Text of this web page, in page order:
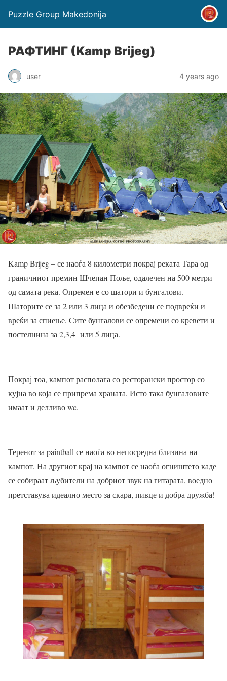
Puzzle Group Makedonija
РАФТИНГ (Kamp Brijeg)
user 4 years ago
Kamp Brijeg – се наоѓа 8 километри покрај реката Тара од
граничниот премин Шчепан Поље, одалечен на 500 метри
од самата река. Опремен е со шатори и бунгалови.
Шаторите се за 2 или 3 лица и обезбедени се подвреќи и
вреќи за спиење. Сите бунгалови се опремени со кревети и
постелнина за 2,3,4 или 5 лица.
Покрај тоа, кампот располага со ресторански простор со
кујна во која се припрема храната. Исто така бунгаловите
имаат и делливо wc.
Теренот за paintball се наоѓа во непосредна близина на
кампот. На другиот крај на кампот се наоѓа огништето каде
се собираат љубители на добриот звук на гитарата, воедно
претставува идеално место за скара, пивце и добра дружба!